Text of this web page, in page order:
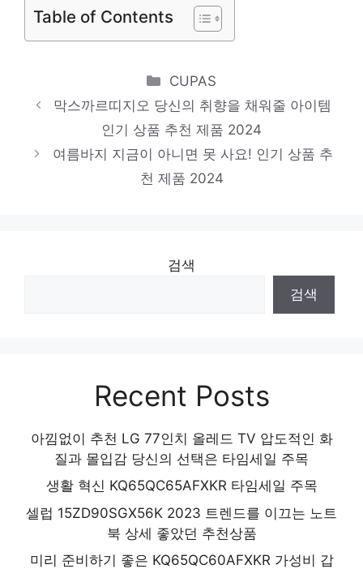
천 제품 2024
멜빵원피스
엠씨
편안함을 찾는 당신을 위해 인기 상품 추천
제품 2024
Table of Contents
Categories
CUPAS
막스까르띠지오 당신의 취향을 채워줄 아이템
인기 상품 추천 제품 2024
여름바지 지금이 아니면 못 사요! 인기 상품 추
천 제품 2024
검색
검색
Recent Posts
아낌없이 추천 LG 77인치 올레드 TV 압도적인 화
질과 몰입감 당신의 선택은 타임세일 주목
생활 혁신 KQ65QC65AFXKR 타임세일 주목
셀럽 15ZD90SGX56K 2023 트렌드를 이끄는 노트
북 상세 좋았던 추천상품
미리 준비하기 좋은 KQ65QC60AFXKR 가성비 갑